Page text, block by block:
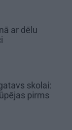
ar dēlu
skolai:
pirms